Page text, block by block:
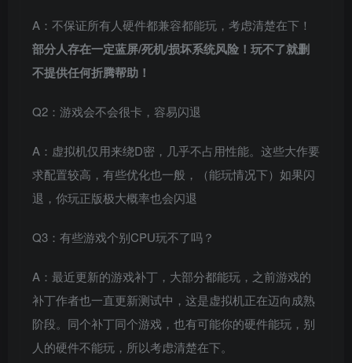
A：不保证所有人硬件都兼容都能玩，考虑清楚在下！
部分人存在一定蓝屏/死机/损坏系统风险！玩不了就删
不提供任何折腾帮助！
Q2：游戏会不会很卡，容易闪退
A：虚拟机仅用来绕D密，几乎不占用性能。这些大作要
求配置较高，有些优化也一般，（能玩情况下）如果闪
退，你玩正版极大概率也会闪退
Q3：有些游戏个别CPU玩不了吗？
A：最近更新的游戏补丁，大部分都能玩，之前游戏的
补丁作者也一直更新测试中，这是虚拟机正在迈向成熟
阶段。同个补丁同个游戏，也有可能你的硬件能玩，别
人的硬件不能玩，所以考虑清楚在下。